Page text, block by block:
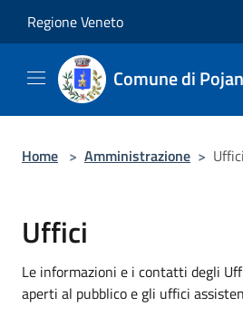
Regione Veneto
Comune di
Home > Amministrazione > Uffici
Uffici
Le informazioni e i contatti degli
aperti al pubblico e gli uffici